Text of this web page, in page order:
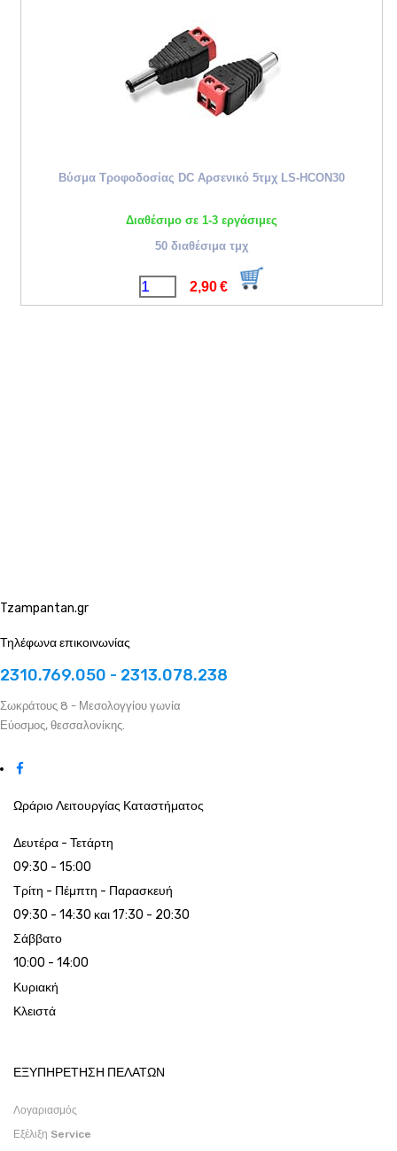
Βύσμα Τροφοδοσίας DC Αρσενικό 5τμχ LS-HCON30
Διαθέσιμο σε 1-3 εργάσιμες
50 διαθέσιμα τμχ
2,90 €
Tzampantan.gr
Τηλέφωνα επικοινωνίας
2310.769.050 - 2313.078.238
Σωκράτους 8 - Μεσολογγίου γωνία
Εύοσμος, θεσσαλονίκης.
Ωράριο Λειτουργίας Καταστήματος
Δευτέρα - Τετάρτη
09:30 - 15:00
Τρίτη - Πέμπτη - Παρασκευή
09:30 - 14:30 και 17:30 - 20:30
Σάββατο
10:00 - 14:00
Κυριακή
Κλειστά
ΕΞΥΠΗΡΕΤΗΣΗ ΠΕΛΑΤΩΝ
Λογαριασμός
Εξέλιξη Service